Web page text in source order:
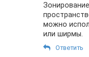
можно
или ширмы.
Ответить